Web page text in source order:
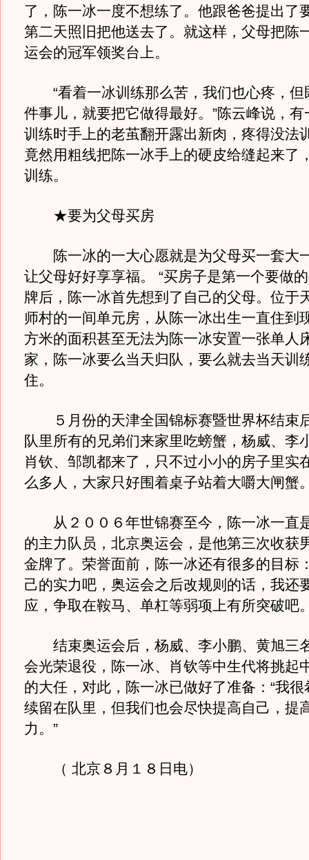
了，陈一冰一度不想练了。他跟爸爸提出了
第二天照旧把他送去了。就这样，父母把陈
运会的冠军领奖台上。
“看着一冰训练那么苦，我们也心疼，但
件事儿，就要把它做得最好。”陈云峰说，
训练时手上的老茧翻开露出新肉，疼得没法
竟然用粗线把陈一冰手上的硬皮给缝起来了
训练。
★要为父母买房
陈一冰的一大心愿就是为父母买一套大
让父母好好享享福。 “买房子是第一个要做
牌后，陈一冰首先想到了自己的父母。位于
师村的一间单元房，从陈一冰出生一直住到
方米的面积甚至无法为陈一冰安置一张单人
家，陈一冰要么当天归队，要么就去当天训
住。
５月份的天津全国锦标赛暨世界杯结束
队里所有的兄弟们来家里吃螃蟹，杨威、李
肖钦、邹凯都来了，只不过小小的房子里实
么多人，大家只好围着桌子站着大嚼大闸蟹
从２００６年世锦赛至今，陈一冰一直
的主力队员，北京奥运会，是他第三次收获
金牌了。荣誉面前，陈一冰还有很多的目标
己的实力吧，奥运会之后改规则的话，我还
应，争取在鞍马、单杠等弱项上有所突破吧
结束奥运会后，杨威、李小鹏、黄旭三
会光荣退役，陈一冰、肖钦等中生代将挑起
的大任，对此，陈一冰已做好了准备：“我
续留在队里，但我们也会尽快提高自己，提
力。”
（ 北京８月１８日电）